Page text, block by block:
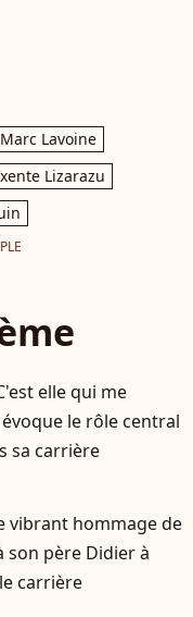
Marc Lavoine
Lizarazu
elle qui me
le rôle central
sa carrière
vibrant hommage de
son père Didier à
carrière